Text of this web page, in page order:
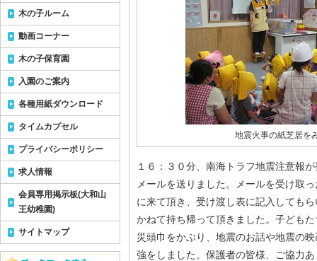
地震火事の紙芝居を
１６：３０分、南海トラフ地震注意報
メールを送りました。メールを受け取
に来て頂き、受け渡し表に記入しても
かねて持ち帰って頂きました。子ども
災頭巾をかぶり、地震のお話や地震の
強をしました。保護者の皆様、ご協力
木の子ルーム
動画コーナー
木の子保育園
入園のご案内
各種用紙ダウンロード
タイムカプセル
プライバシーポリシー
求人情報
会員専用掲示板(大和山
王幼稚園)
サイトマップ